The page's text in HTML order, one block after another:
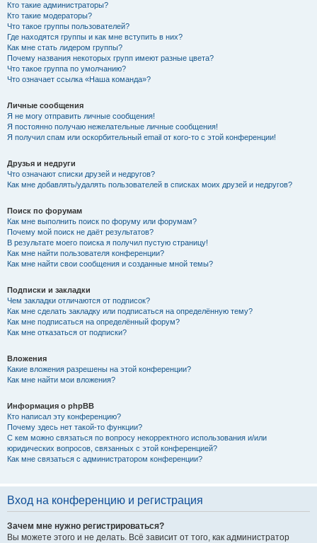
Кто такие администраторы?
Кто такие модераторы?
Что такое группы пользователей?
Где находятся группы и как мне вступить в них?
Как мне стать лидером группы?
Почему названия некоторых групп имеют разные цвета?
Что такое группа по умолчанию?
Что означает ссылка «Наша команда»?
Личные сообщения
Я не могу отправить личные сообщения!
Я постоянно получаю нежелательные личные сообщения!
Я получил спам или оскорбительный email от кого-то с этой конференции!
Друзья и недруги
Что означают списки друзей и недругов?
Как мне добавлять/удалять пользователей в списках моих друзей и недругов?
Поиск по форумам
Как мне выполнить поиск по форуму или форумам?
Почему мой поиск не даёт результатов?
В результате моего поиска я получил пустую страницу!
Как мне найти пользователя конференции?
Как мне найти свои сообщения и созданные мной темы?
Подписки и закладки
Чем закладки отличаются от подписок?
Как мне сделать закладку или подписаться на определённую тему?
Как мне подписаться на определённый форум?
Как мне отказаться от подписки?
Вложения
Какие вложения разрешены на этой конференции?
Как мне найти мои вложения?
Информация о phpBB
Кто написал эту конференцию?
Почему здесь нет такой-то функции?
С кем можно связаться по вопросу некорректного использования и/или
юридических вопросов, связанных с этой конференцией?
Как мне связаться с администратором конференции?
Вход на конференцию и регистрация
Зачем мне нужно регистрироваться?
Вы можете этого и не делать. Всё зависит от того, как администратор